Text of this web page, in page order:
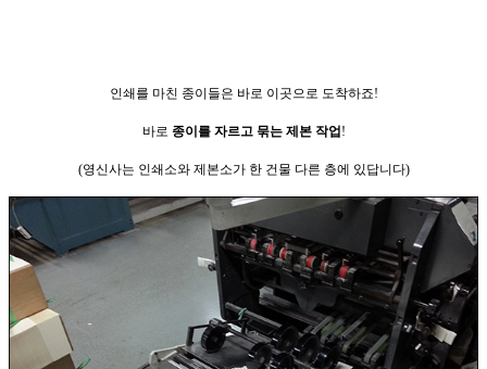
인쇄를 마친 종이들은 바로 이곳으로 도착하죠!
바로 종이를 자르고 묶는 제본 작업!
(영신사는 인쇄소와 제본소가 한 건물 다른 층에 있답니다)